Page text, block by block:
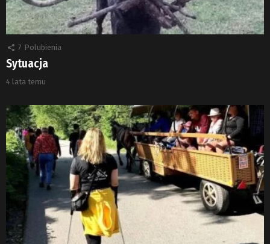
7 Polubienia
Sytuacja
4 lata temu